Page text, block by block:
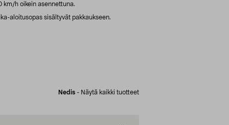
km/h oikein asennettuna.
aloitusopas sisältyvät pakkaukseen.
Nedis - Näytä kaikki tuotteet